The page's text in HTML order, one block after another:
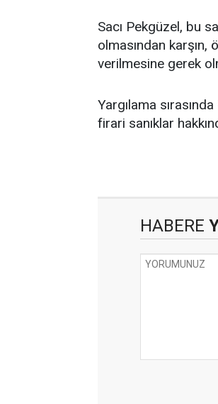
Sacı Pekgüzel, bu
olmasından
verilmesine gerek
Yargılama
firari sanıklar
HABERE